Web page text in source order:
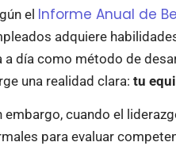
el Informe Anual de
adquiere
a día como método de
una realidad clara: tu
embargo, cuando el
para evaluar